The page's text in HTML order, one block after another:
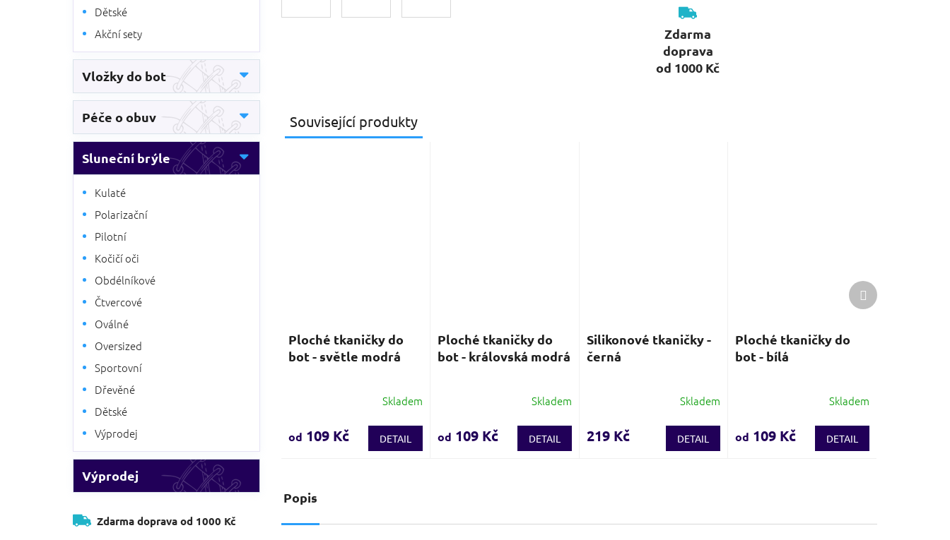
Dětské
Akční sety
Vložky do bot
Péče o obuv
Sluneční brýle
Kulaté
Polarizační
Pilotní
Kočičí oči
Obdélníkové
Čtvercové
Oválné
Oversized
Sportovní
Dřevěné
Dětské
Výprodej
Výprodej
Zdarma doprava od 1000 Kč
Zdarma
doprava
od 1000 Kč
Související produkty
Ploché tkaničky do
bot - světle modrá
Skladem
od 109 Kč DETAIL
Ploché tkaničky do
bot - královská modrá
produktu
je
Skladem
od 109 Kč DETAIL
Silikonové tkaničky -
černá
produktu
je
Skladem
219 Kč DETAIL
Ploché tkaničky do
bot - bílá
produktu
je
Skladem
od 109 Kč DETAIL
Další
produkt
Popis